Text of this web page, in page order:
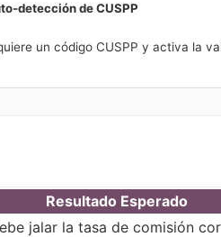
detección de CUSPP
un código CUSPP y activa la
Resultado Esperado
jalar la tasa de comisión